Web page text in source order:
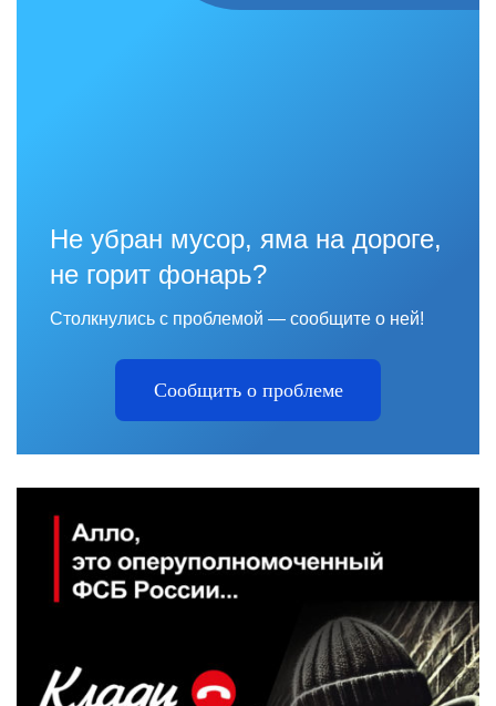
Не убран мусор, яма на дороге,
не горит фонарь?
Столкнулись с проблемой — сообщите о ней!
Сообщить о проблеме